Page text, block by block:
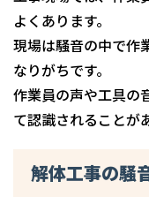
よくあります。
現場は騒音の中で作
なりがちです。
作業員の声や工具の
て認識されることが
解体工事の騒